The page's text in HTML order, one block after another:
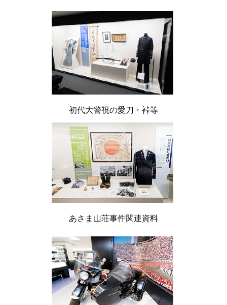
初代大警視の愛刀・裃等
あさま山荘事件関連資料